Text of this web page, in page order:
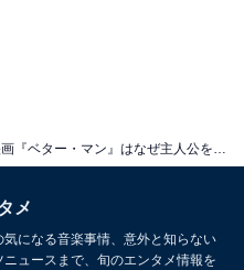
映画『ベター・マン』はなぜ主人公を「猿」にしたのか。見る前に「身構えて」おくべき5つのこと
メ
になる音楽事情、意外と知らない
ュースまで、旬のエンタメ情報を